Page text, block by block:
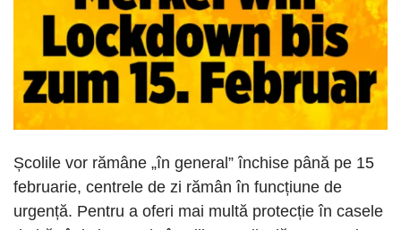
Școlile vor rămâne „în general” închise până pe 15
februarie, centrele de zi rămân în funcțiune de
urgență. Pentru a oferi mai multă protecție în casele